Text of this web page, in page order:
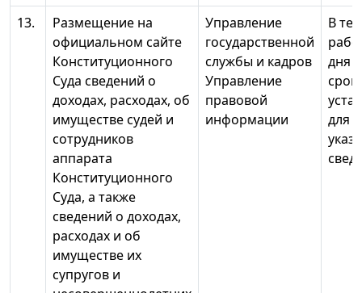
13.
Размещение на
официальном сайте
Конституционного
Суда сведений о
доходах, расходах, об
имуществе судей и
сотрудников
аппарата
Конституционного
Суда, а также
сведений о доходах,
расходах и об
имуществе их
супругов и
Управление
государственной
службы и кадров
Управление
правовой
информации
В
дня
для